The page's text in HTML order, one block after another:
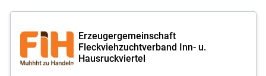
Erzeugergemeinschaft
Fleckviehzuchtverband Inn- u.
Hausruckviertel